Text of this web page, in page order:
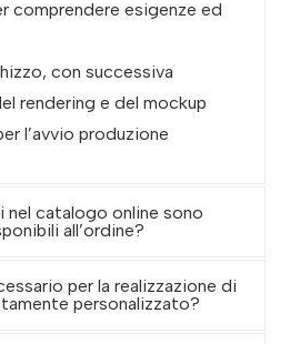
comprendere esigenze ed
con successiva
rendering e del mockup
l’avvio produzione
catalogo online sono
all’ordine?
per la realizzazione di
personalizzato?